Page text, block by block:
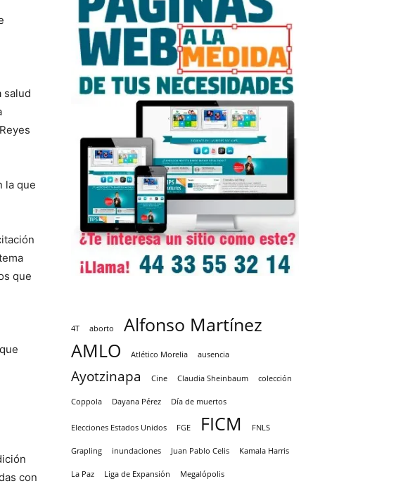
salud
la que
que
con
4T aborto
Alfonso Martínez
AMLO
Atlético Morelia ausencia
Ayotzinapa Cine Claudia Sheinbaum colección
Coppola Dayana Pérez Día de muertos
Elecciones Estados Unidos FGE FICM FNLS
Grapling inundaciones Juan Pablo Celis Kamala Harris
La Paz Liga de Expansión Megalópolis